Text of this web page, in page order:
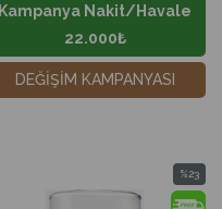
Kampanya Nakit/Havale
22.000₺
DEĞİŞİM KAMPANYASI
%23
İndirim